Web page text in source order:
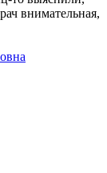
внимательная,